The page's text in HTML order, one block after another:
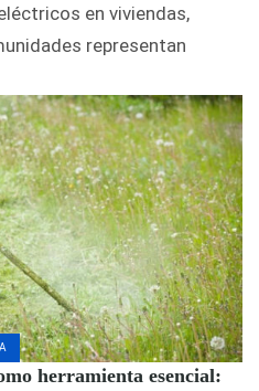
en viviendas,
representan
herramienta esencial: